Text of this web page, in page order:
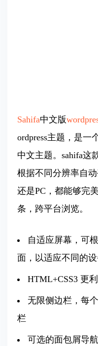
Sahifa中文版
ordpress主题，是一
中文主题。sahifa这
根据不同分辨率自
还是PC，都能够完
条，跨平台浏览。
自适应屏幕，可
面，以适应不同的
HTML+CSS3 更
无限侧边栏，每
栏
可选的面包屑导航